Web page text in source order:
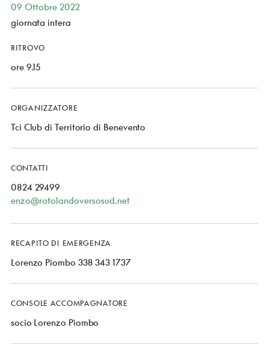
09 Ottobre 2022
giornata intera
RITROVO
ore 9.15
ORGANIZZATORE
Tci Club di Territorio di Benevento
CONTATTI
0824 29499
enzo@rotolandoversosud.net
RECAPITO DI EMERGENZA
Lorenzo Piombo 338 343 1737
CONSOLE ACCOMPAGNATORE
socio Lorenzo Piombo